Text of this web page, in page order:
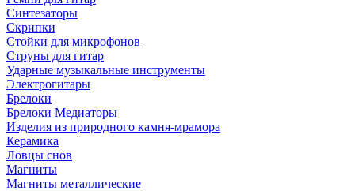
Синтезаторы
Скрипки
Стойки для микрофонов
Струны для гитар
Ударные музыкальные инструменты
Электрогитары
Брелоки
Брелоки Медиаторы
Изделия из природного камня-мрамора
Керамика
Ловцы снов
Магниты
Магниты металлические